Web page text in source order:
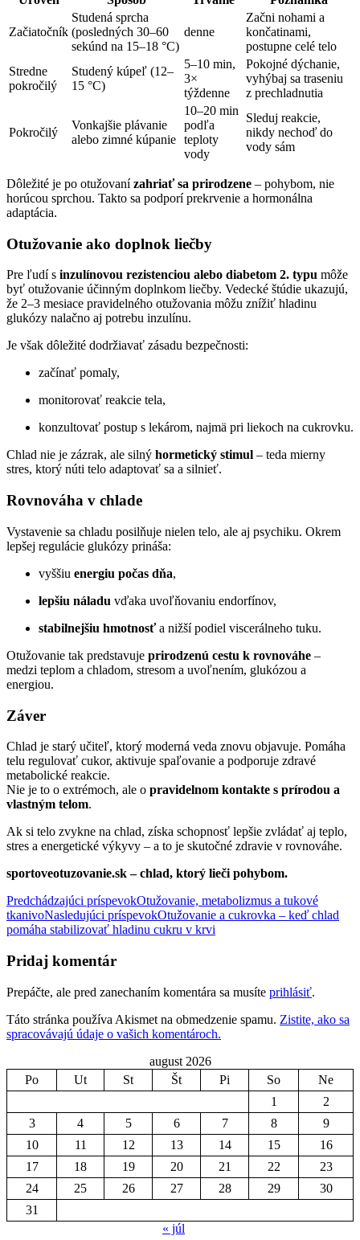
Začiatočník
Studená sprcha
(posledných 30–60
sekúnd na 15–18 °C)
denne
Začni nohami a
končatinami,
postupne celé telo
Stredne
pokročilý
Studený kúpeľ (12–
15 °C)
5–10 min,
3×
týždenne
Pokojné dýchanie,
vyhýbaj sa traseniu
z prechladnutia
Pokročilý
Vonkajšie plávanie
alebo zimné kúpanie
10–20 min
podľa
teploty
vody
Sleduj reakcie,
nikdy nechoď do
vody sám
Dôležité je po otužovanízahriať sa prirodzene – pohybom, nie
horúcou sprchou. Takto sa podporí prekrvenie a hormonálna
adaptácia.
Otužovanie ako doplnok liečby
Pre ľudí s inzulínovou rezistenciou alebo diabetom 2. typu môže
byť otužovanie účinným doplnkom liečby. Vedecké štúdie ukazujú,
že 2–3 mesiace pravidelného otužovania môžu znížiť hladinu
glukózy nalačno aj potrebu inzulínu.
Je však dôležité dodržiavať zásadu bezpečnosti:
začínať pomaly,
monitorovať reakcie tela,
konzultovať postup s lekárom, najmä pri liekoch na cukrovku.
Chlad nie je zázrak, ale silný hormetický stimul – teda mierny
stres, ktorý núti telo adaptovať sa a silnieť.
Rovnováha v chlade
Vystavenie sa chladu posilňuje nielen telo, ale aj psychiku. Okrem
lepšej regulácie glukózy prináša:
vyššiu energiu počas dňa,
lepšiu náladu vďaka uvoľňovaniu endorfínov,
stabilnejšiu hmotnosťa nižší podiel viscerálneho tuku.
Otužovanie tak predstavuje prirodzenú cestu k rovnováhe –
medzi teplom a chladom, stresom a uvoľnením, glukózou a
energiou.
Záver
Chlad je starý učiteľ, ktorý moderná veda znovu objavuje. Pomáha
telu regulovať cukor, aktivuje spaľovanie a podporuje zdravé
metabolické reakcie.
Nie je to o extrémoch, ale o pravidelnom kontakte s prírodou a
vlastným telom.
Ak si telo zvykne na chlad, získa schopnosť lepšie zvládať aj teplo,
stres a energetické výkyvy – a to je skutočné zdravie v rovnováhe.
sportoveotuzovanie.sk – chlad, ktorý lieči pohybom.
Navigácia
článkami
Predchádzajúci príspevokOtužovanie, metabolizmus a tukové
tkanivoNasledujúci príspevokOtužovanie a cukrovka – keď chlad
pomáha stabilizovať hladinu cukru v krvi
Pridaj komentár
Prepáčte, ale pred zanechaním komentára sa musíte prihlásiť.
Táto stránka používa Akismet na obmedzenie spamu. Zistite, ako sa
spracovávajú údaje o vašich komentároch.
august 2026
Po
Ut St Št Pi So
Ne
1
2
3
4 5 6 7 8
9
10
11 12 13 14 15
16
17
18 19 20 21 22
23
24
25 26 27 28 29
30
31
« júl